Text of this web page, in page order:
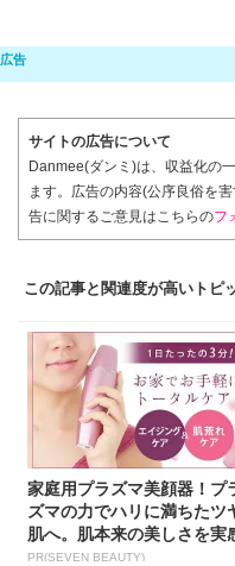
サイトの広告について
Danmee(ダンミ)は、収益化の
ます。広告の内容(公序良俗を
告に関するご意見はこちらのフ
この記事と関連度が高いトピ
家庭用プラズマ美顔器！プ
ズマの力でハリに満ちたツ
肌へ。肌本来の美しさを実
し...
PR(SEVEN BEAUTY)